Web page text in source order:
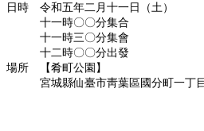
日時 令和五年二月十一日（土）
十一時〇〇分集合
十一時三〇分集會
十二時〇〇分出發
場所 【肴町公園】
宮城縣仙臺市靑葉區國分町一丁目